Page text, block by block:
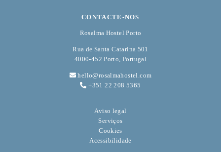
CONTACTE-NOS
Rosalma Hostel Porto
Rua de Santa Catarina 501
4000-452 Porto, Portugal
hello@rosalmahostel.com
+351 22 208 5365
Aviso legal
Serviços
Cookies
Acessibilidade